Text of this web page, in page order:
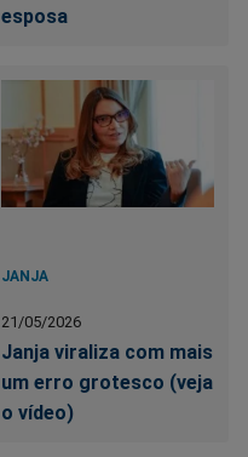
esposa
JANJA
21/05/2026
Janja viraliza com mais
um erro grotesco (veja
o vídeo)